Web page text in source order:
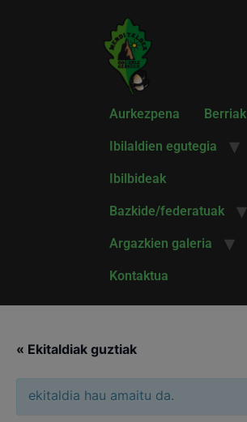
Aurkezpena Berriak
Ibilaldien egutegia
Ibilbideak
Bazkide/federatuak
Argazkien galeria
Kontaktua
« Ekitaldiak guztiak
ekitaldia hau amaitu da.